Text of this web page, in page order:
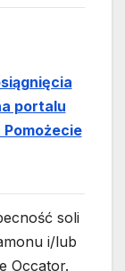
portalu
soli
i/lub
Occator.